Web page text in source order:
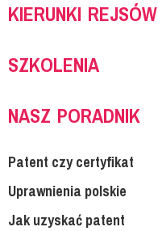
KIERUNKI REJSÓW
SZKOLENIA
NASZ PORADNIK
Patent czy certyfikat
Uprawnienia polskie
Jak uzyskać patent